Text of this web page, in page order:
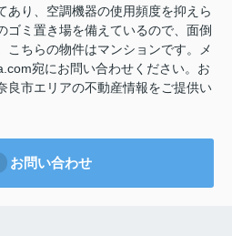
あり、空調機器の使用頻度を抑えら
ゴミ置き場を備えているので、面倒
こちらの物件はマンションです。メ
宛にお問い合わせください。お
良市エリアの不動産情報をご提供い
お問い合わせ